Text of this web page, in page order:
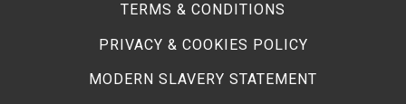
TERMS & CONDITIONS
PRIVACY & COOKIES POLICY
MODERN SLAVERY STATEMENT